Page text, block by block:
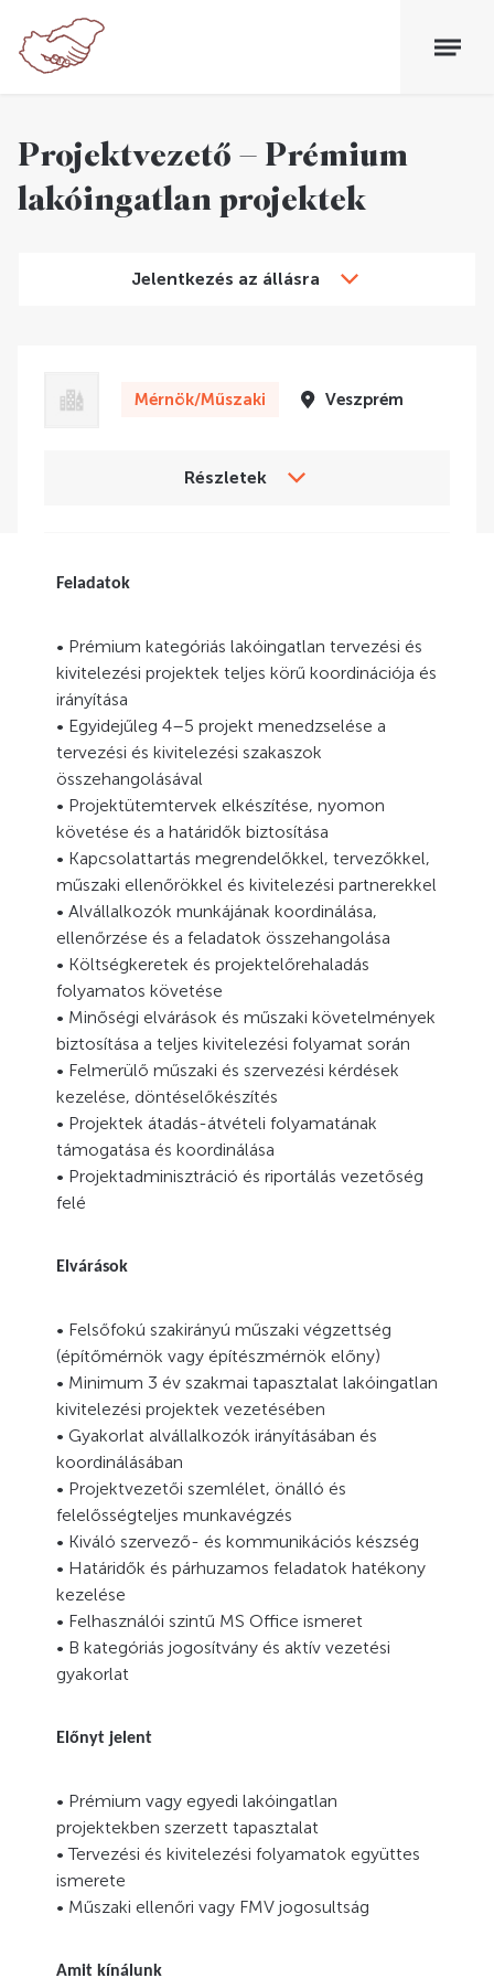
Projektvezető – Prémium
lakóingatlan projektek
Jelentkezés az állásra
Mérnök/Műszaki Veszprém
Részletek
Feladatok
• Prémium kategóriás lakóingatlan tervezési és
kivitelezési projektek teljes körű koordinációja és
irányítása
• Egyidejűleg 4–5 projekt menedzselése a
tervezési és kivitelezési szakaszok
összehangolásával
• Projektütemtervek elkészítése, nyomon
követése és a határidők biztosítása
• Kapcsolattartás megrendelőkkel, tervezőkkel,
műszaki ellenőrökkel és kivitelezési partnerekkel
• Alvállalkozók munkájának koordinálása,
ellenőrzése és a feladatok összehangolása
• Költségkeretek és projektelőrehaladás
folyamatos követése
• Minőségi elvárások és műszaki követelmények
biztosítása a teljes kivitelezési folyamat során
• Felmerülő műszaki és szervezési kérdések
kezelése, döntéselőkészítés
• Projektek átadás-átvételi folyamatának
támogatása és koordinálása
• Projektadminisztráció és riportálás vezetőség
felé
Elvárások
• Felsőfokú szakirányú műszaki végzettség
(építőmérnök vagy építészmérnök előny)
• Minimum 3 év szakmai tapasztalat lakóingatlan
kivitelezési projektek vezetésében
• Gyakorlat alvállalkozók irányításában és
koordinálásában
• Projektvezetői szemlélet, önálló és
felelősségteljes munkavégzés
• Kiváló szervező- és kommunikációs készség
• Határidők és párhuzamos feladatok hatékony
kezelése
• Felhasználói szintű MS Office ismeret
• B kategóriás jogosítvány és aktív vezetési
gyakorlat
Előnyt jelent
• Prémium vagy egyedi lakóingatlan
projektekben szerzett tapasztalat
• Tervezési és kivitelezési folyamatok együttes
ismerete
• Műszaki ellenőri vagy FMV jogosultság
Amit kínálunk